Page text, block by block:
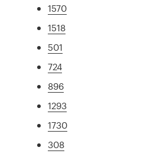
1570
1518
501
724
896
1293
1730
308